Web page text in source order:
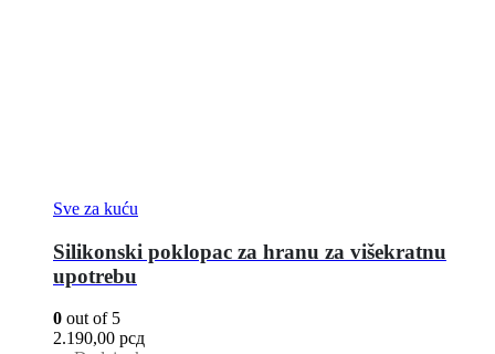
Sve za kuću
Silikonski poklopac za hranu za višekratnu
upotrebu
0 out of 5
2.190,00 рсд